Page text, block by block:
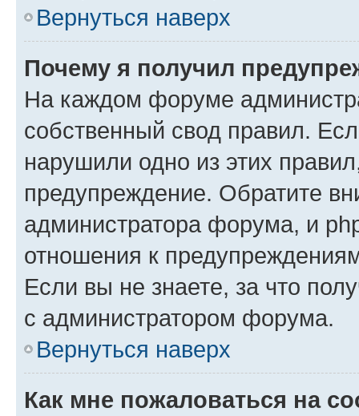
Вернуться наверх
Почему я получил
На каждом форуме
собственный свод правил.
нарушили одно из этих
предупреждение. Обратите
администратора форума, и
отношения к
Если вы не знаете, за что
с администратором форума.
Вернуться наверх
Как мне пожаловаться на